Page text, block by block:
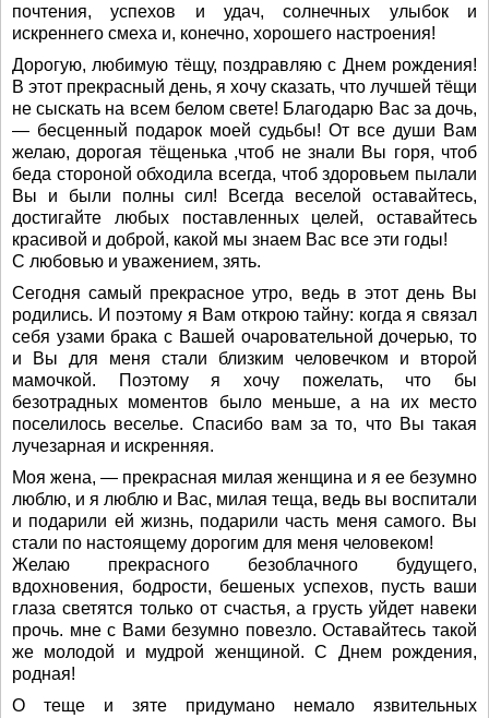
почтения, успехов и удач, солнечных улыбок и
искреннего смеха и, конечно, хорошего настроения!
Дорогую, любимую тёщу, поздравляю с Днем рождения!
В этот прекрасный день, я хочу сказать, что лучшей тёщи
не сыскать на всем белом свете! Благодарю Вас за дочь,
— бесценный подарок моей судьбы! От все души Вам
желаю, дорогая тёщенька ,чтоб не знали Вы горя, чтоб
беда стороной обходила всегда, чтоб здоровьем пылали
Вы и были полны сил! Всегда веселой оставайтесь,
достигайте любых поставленных целей, оставайтесь
красивой и доброй, какой мы знаем Вас все эти годы!
С любовью и уважением, зять.
Сегодня самый прекрасное утро, ведь в этот день Вы
родились. И поэтому я Вам открою тайну: когда я связал
себя узами брака с Вашей очаровательной дочерью, то
и Вы для меня стали близким человечком и второй
мамочкой. Поэтому я хочу пожелать, что бы
безотрадных моментов было меньше, а на их место
поселилось веселье. Спасибо вам за то, что Вы такая
лучезарная и искренняя.
Моя жена, — прекрасная милая женщина и я ее безумно
люблю, и я люблю и Вас, милая теща, ведь вы воспитали
и подарили ей жизнь, подарили часть меня самого. Вы
стали по настоящему дорогим для меня человеком!
Желаю прекрасного безоблачного будущего,
вдохновения, бодрости, бешеных успехов, пусть ваши
глаза светятся только от счастья, а грусть уйдет навеки
прочь. мне с Вами безумно повезло. Оставайтесь такой
же молодой и мудрой женщиной. С Днем рождения,
родная!
О теще и зяте придумано немало язвительных